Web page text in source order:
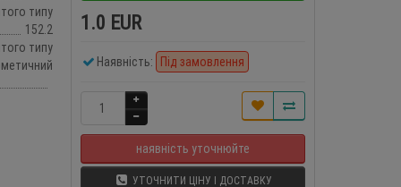
типу
152.2
типу
1.0 EUR
Наявність: Під замовлення
наявність уточнюйте
УТОЧНИТИ ЦІНУ І ДОСТАВКУ